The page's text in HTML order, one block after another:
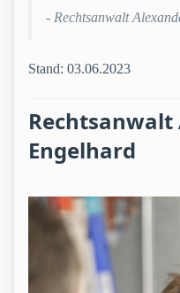
- Rechtsanwalt
Stand: 03.06.2023
Engelhard